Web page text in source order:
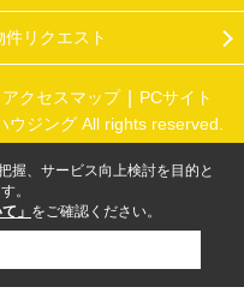
件リクエスト
アクセスマップ
PCサイト
ジング All rights reserved.
握、サービス向上検討を目的と
。
」 をご確認ください。